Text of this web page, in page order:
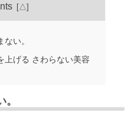
い。
上げる さわらない美容